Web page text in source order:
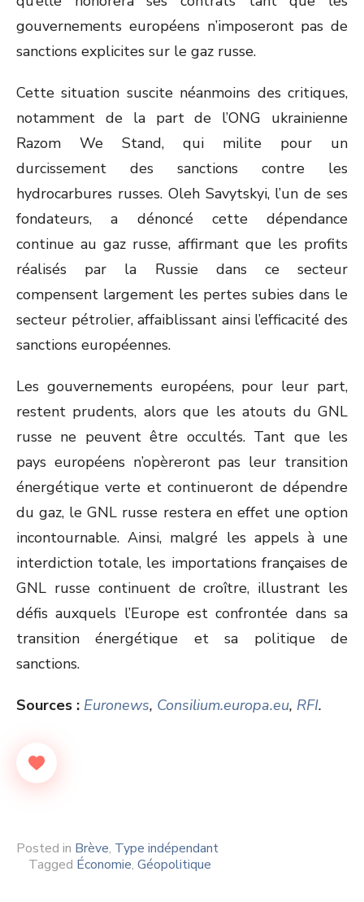
gouvernements européens n’imposeront pas de
sanctions explicites sur le gaz russe.
Cette situation suscite néanmoins des critiques,
notamment de la part de l’ONG ukrainienne
Razom We Stand, qui milite pour un
durcissement des sanctions contre les
hydrocarbures russes. Oleh Savytskyi, l’un de ses
fondateurs, a dénoncé cette dépendance
continue au gaz russe, affirmant que les profits
réalisés par la Russie dans ce secteur
compensent largement les pertes subies dans le
secteur pétrolier, affaiblissant ainsi l’efficacité des
sanctions européennes.
Les gouvernements européens, pour leur part,
restent prudents, alors que les atouts du GNL
russe ne peuvent être occultés. Tant que les
pays européens n’opèreront pas leur transition
énergétique verte et continueront de dépendre
du gaz, le GNL russe restera en effet une option
incontournable. Ainsi, malgré les appels à une
interdiction totale, les importations françaises de
GNL russe continuent de croître, illustrant les
défis auxquels l’Europe est confrontée dans sa
transition énergétique et sa politique de
sanctions.
Sources : Euronews, Consilium.europa.eu, RFI.
Posted in Brève, Type indépendant
Tagged Économie, Géopolitique